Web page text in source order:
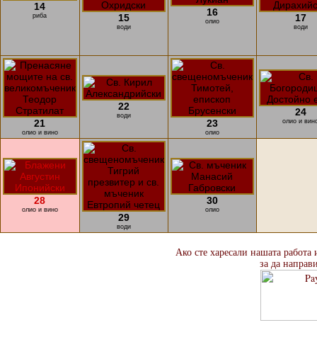
14
риба 15
води
16
олио 17
води
21
олио и вино
22
води
23
олио
24
олио и
28
олио и вино
29
води
30
олио
Ако сте харесали нашата
за да